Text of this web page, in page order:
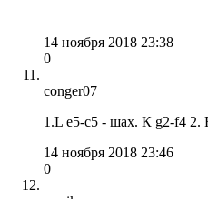
14 ноября 2018 23:38
0
conger07
1.L e5-c5 - шах. К g2-f4 2.
14 ноября 2018 23:46
0